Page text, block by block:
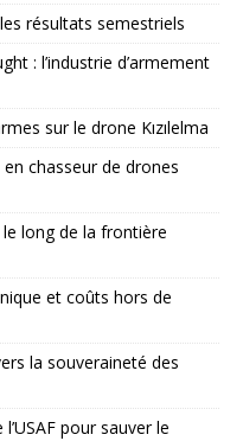
résultats semestriels
: l’industrie d’armement
sur le drone Kızılelma
chasseur de drones
long de la frontière
et coûts hors de
la souveraineté des
pour sauver le